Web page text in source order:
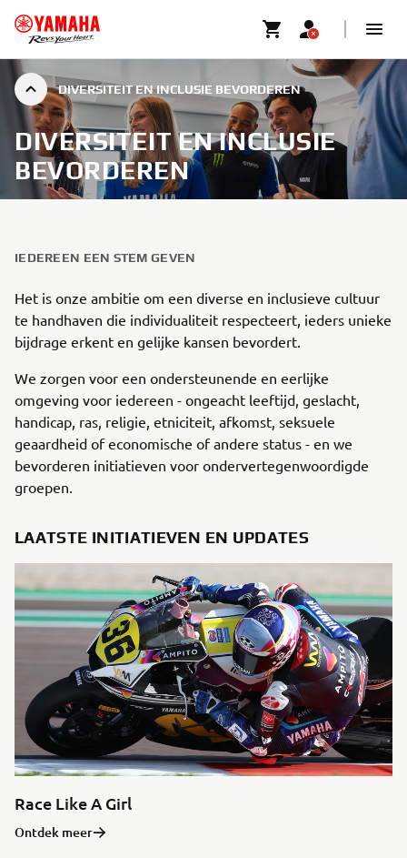
DIVERSITEIT EN INCLUSIE BEVORDEREN
DIVERSITEIT EN INCLUSIE
BEVORDEREN
IEDEREEN EEN STEM GEVEN
Het is onze ambitie om een diverse en inclusieve cultuur
te handhaven die individualiteit respecteert, ieders unieke
bijdrage erkent en gelijke kansen bevordert.
We zorgen voor een ondersteunende en eerlijke
omgeving voor iedereen - ongeacht leeftijd, geslacht,
handicap, ras, religie, etniciteit, afkomst, seksuele
geaardheid of economische of andere status - en we
bevorderen initiatieven voor ondervertegenwoordigde
groepen.
LAATSTE INITIATIEVEN EN UPDATES
Race Like A Girl
Ontdek meer